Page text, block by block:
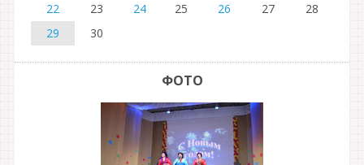
22
23 24 25 26 27
28
29
30
ФОТО